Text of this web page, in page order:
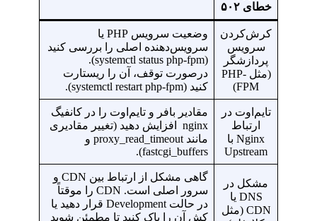
خطای ۵۰۲
کرش‌کردن
سرویس
پردازشگر
(مثل PHP-
FPM)
وضعیت سرویس PHP یا
سرویس‌دهنده اصلی را بررسی کنید
(systemctl status php-fpm).
درصورت توقف، آن را ریستارت
کنید (systemctl restart php-fpm).
تایم‌اوت در
ارتباط
Nginx با
Upstream
مقادیر بافر و تایم‌اوت را در کانفیگ
nginx افزایش دهید (تغییر مقادیری
مانند proxy_read_timeout و
fastcgi_buffers).
مشکل در
DNS یا
CDN (مثل
گاهی مشکل از ارتباط بین CDN و
سرور اصلی است. CDN را موقتاً
در حالت Development قرار دهید یا
کش آن را پاک کنید تا مطمئن شوید